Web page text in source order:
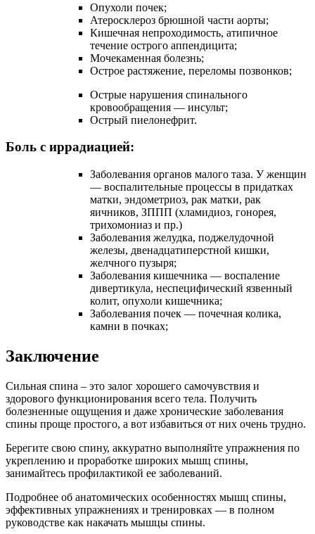
Опухоли почек;
Атеросклероз брюшной части аорты;
Кишечная непроходимость, атипичное
течение острого аппендицита;
Мочекаменная болезнь;
Острое растяжение, переломы позвонков;
Острые нарушения спинального
кровообращения — инсульт;
Острый пиелонефрит.
Боль с иррадиацией:
Заболевания органов малого таза. У женщин
— воспалительные процессы в придатках
матки, эндометриоз, рак матки, рак
яичников, ЗППП (хламидиоз, гонорея,
трихомониаз и пр.)
Заболевания желудка, поджелудочной
железы, двенадцатиперстной кишки,
желчного пузыря;
Заболевания кишечника — воспаление
дивертикула, неспецифический язвенный
колит, опухоли кишечника;
Заболевания почек — почечная колика,
камни в почках;
Заключение
Сильная спина – это залог хорошего самочувствия и
здорового функционирования всего тела. Получить
болезненные ощущения и даже хронические заболевания
спины проще простого, а вот избавиться от них очень трудно.
Берегите свою спину, аккуратно выполняйте упражнения по
укреплению и проработке широких мышц спины,
занимайтесь профилактикой ее заболеваний.
Подробнее об анатомических особенностях мышц спины,
эффективных упражнениях и тренировках — в полном
руководстве как накачать мышцы спины.